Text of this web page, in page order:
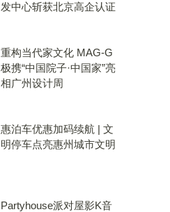
发中心斩获北京高企认证
重构当代家文化 MAG-G
极携“中国院子·中国家”亮
相广州设计周
惠泊车优惠加码续航 | 文
明停车点亮惠州城市文明
Partyhouse派对屋影K音